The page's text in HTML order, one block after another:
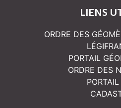
LIENS
ORDRE DES
PORTAIL
ORDRE DES